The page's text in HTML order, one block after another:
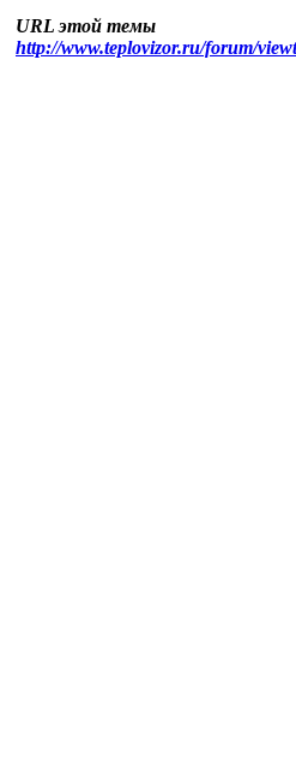
URL этой темы
http://www.teplovizor.ru/forum/